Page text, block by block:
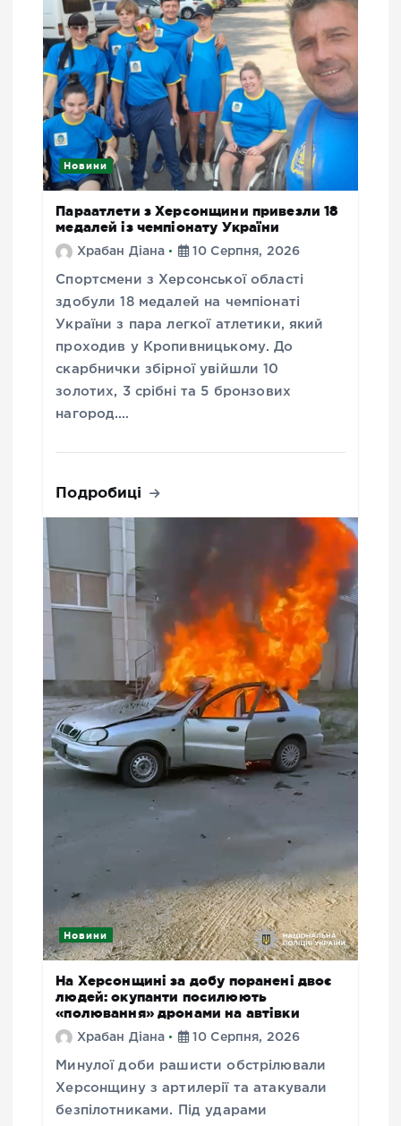
Новини
Параатлети з Херсонщини привезли 18
медалей із чемпіонату України
Храбан Діана 10 Серпня, 2026
Спортсмени з Херсонської області
здобули 18 медалей на чемпіонаті
України з пара легкої атлетики, який
проходив у Кропивницькому. До
скарбнички збірної увійшли 10
золотих, 3 срібні та 5 бронзових
нагород.…
Подробиці
Новини
На Херсонщині за добу поранені двоє
людей: окупанти посилюють
«полювання» дронами на автівки
Храбан Діана 10 Серпня, 2026
Минулої доби рашисти обстрілювали
Херсонщину з артилерії та атакували
безпілотниками. Під ударами